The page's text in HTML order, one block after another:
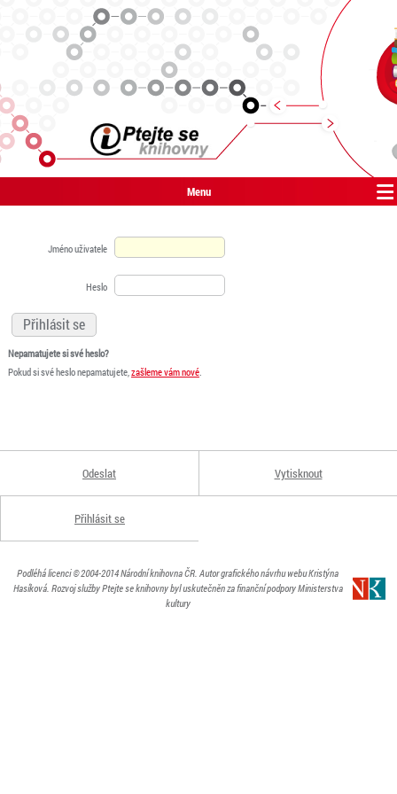
Menu
Jméno uživatele
Heslo
Nepamatujete si své heslo?
Pokud si své heslo nepamatujete,zašleme vám nové.
Odeslat Vytisknout
Přihlásit se
Podléhá licenci© 2004-2014Národní knihovna ČR. Autor grafického návrhu webu Kristýna
Hasíková. Rozvoj služby Ptejte se knihovny byl uskutečněn za finanční podpory Ministerstva
kultury